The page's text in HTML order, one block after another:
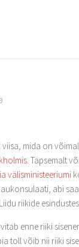
mida on
. Täpsemalt
välisministeeriumi
abi
riikide
enne riiki
toll võib nii riiki